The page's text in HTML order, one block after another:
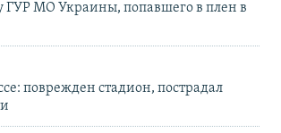
ГУР МО Украины, попавшего в плен в
поврежден стадион, пострадал